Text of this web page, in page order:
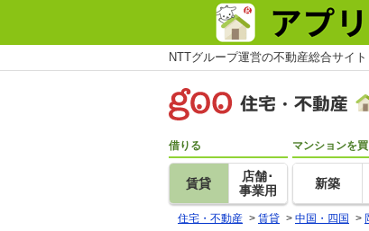
NTTグループ運営の不動産総合サイ
借りる
賃貸
店舗･
事業用
マンションを買
新築
住宅・不動産 > 賃貸 > 中国・四国 >